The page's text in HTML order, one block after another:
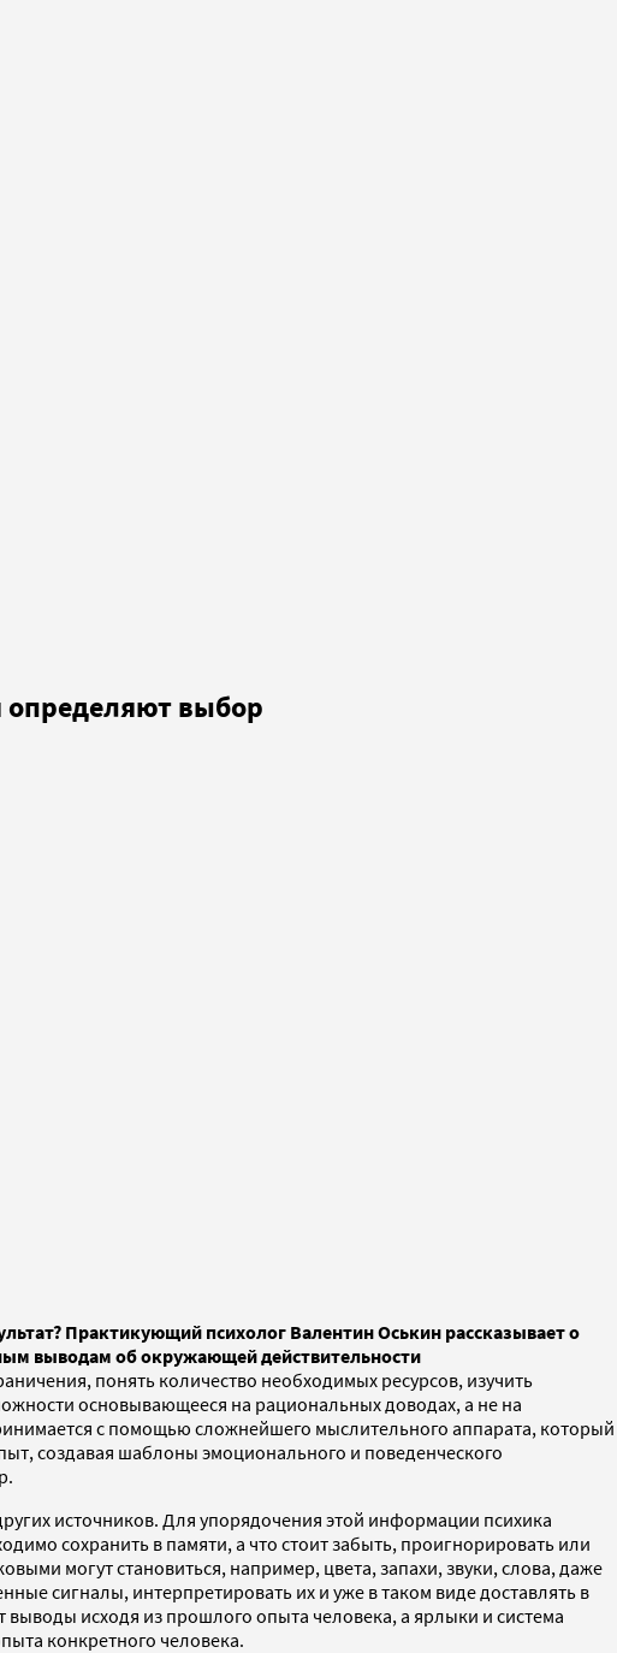
выбор
Практикующий психолог Валентин Оськин рассказывает о
выводам об окружающей действительности
понять количество необходимых ресурсов, изучить
основывающееся на рациональных доводах, а не на
с помощью сложнейшего мыслительного аппарата, который
создавая шаблоны эмоционального и поведенческого
источников. Для упорядочения этой информации психика
сохранить в памяти, а что стоит забыть, проигнорировать или
могут становиться, например, цвета, запахи, звуки, слова, даже
сигналы, интерпретировать их и уже в таком виде доставлять в
исходя из прошлого опыта человека, а ярлыки и система
конкретного человека.